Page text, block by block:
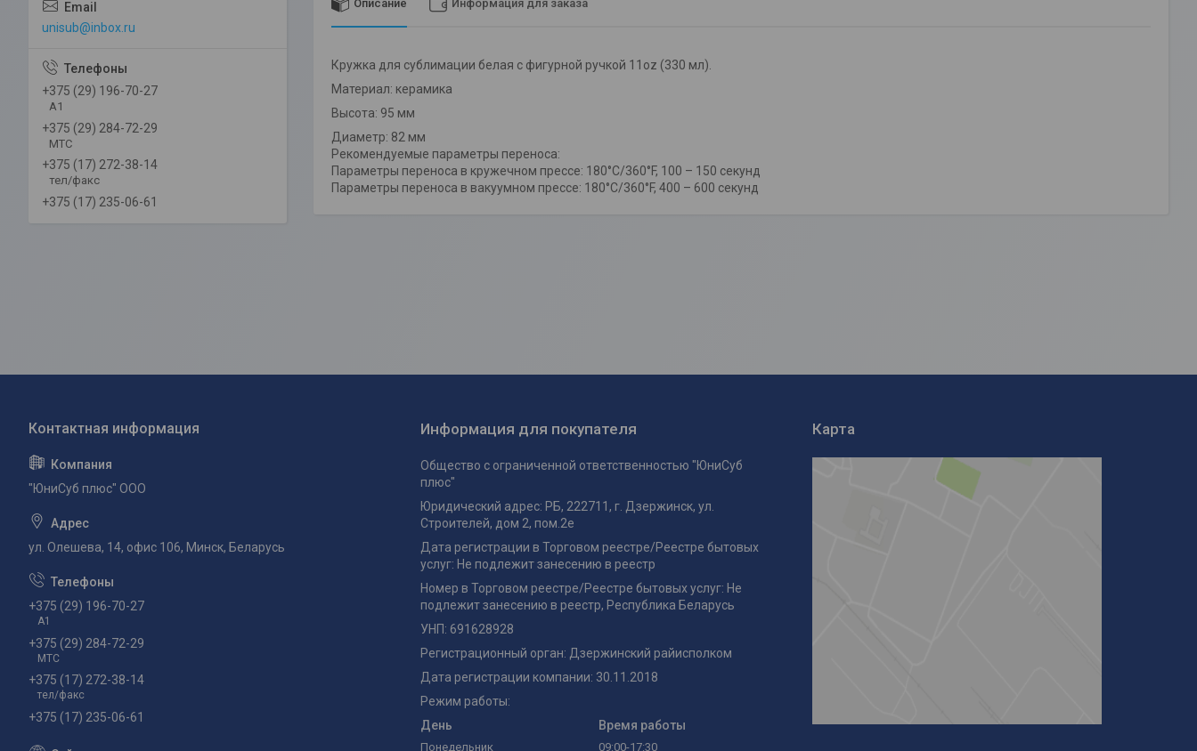
Описание Информация для заказа
Кружка для сублимации белая с фигурной ручкой 11oz (330 мл).
Материал: керамика
Высота: 95 мм
Диаметр: 82 мм
Рекомендуемые параметры переноса:
Параметры переноса в кружечном прессе: 180°С/360°F, 100 – 150 секунд
Параметры переноса в вакуумном прессе: 180°С/360°F, 400 – 600 секунд
unisub@inbox.ru
+375 (29) 196-70-27
А1
+375 (29) 284-72-29
МТС
+375 (17) 272-38-14
тел/факс
+375 (17) 235-06-61
"ЮниСуб плюс" ООО
ул. Олешева, 14, офис 106, Минск, Беларусь
+375 (29) 196-70-27
А1
+375 (29) 284-72-29
МТС
+375 (17) 272-38-14
тел/факс
+375 (17) 235-06-61
Информация для покупателя
Общество с ограниченной ответственностью "ЮниСуб
плюс"
Юридический адрес: РБ, 222711, г. Дзержинск, ул.
Строителей, дом 2, пом.2е
Дата регистрации в Торговом реестре/Реестре бытовых
услуг: Не подлежит занесению в реестр
Номер в Торговом реестре/Реестре бытовых услуг: Не
подлежит занесению в реестр, Республика Беларусь
УНП: 691628928
Регистрационный орган: Дзержинский райисполком
Дата регистрации компании: 30.11.2018
Режим работы:
День
Время работы
Понедельник 09:00-17:30
Карта